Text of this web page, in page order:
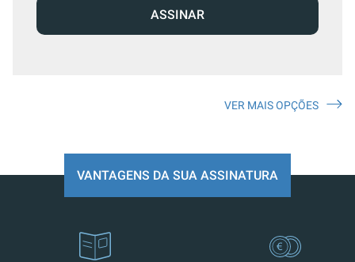
ASSINAR
VER MAIS OPÇÕES
VANTAGENS DA SUA ASSINATURA